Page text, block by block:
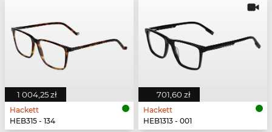
1 004,25 zł
Hackett
HEB315 - 134
701,60 zł
Hackett
HEB1313 - 001